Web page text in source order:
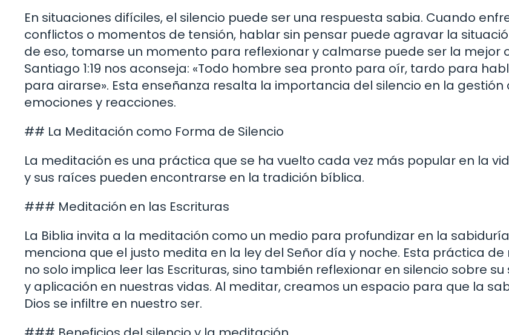
En situaciones difíciles, el silencio puede ser una respuesta sabia. Cuando
conflictos o momentos de tensión, hablar sin pensar puede agravar la
de eso, tomarse un momento para reflexionar y calmarse puede ser la mejor
Santiago 1:19 nos aconseja: «Todo hombre sea pronto para oír, tardo para
para airarse». Esta enseñanza resalta la importancia del silencio en la gestión
emociones y reacciones.
## La Meditación como Forma de Silencio
La meditación es una práctica que se ha vuelto cada vez más popular en la
y sus raíces pueden encontrarse en la tradición bíblica.
### Meditación en las Escrituras
La Biblia invita a la meditación como un medio para profundizar en la
menciona que el justo medita en la ley del Señor día y noche. Esta práctica
no solo implica leer las Escrituras, sino también reflexionar en silencio sobre
y aplicación en nuestras vidas. Al meditar, creamos un espacio para que la
Dios se infiltre en nuestro ser.